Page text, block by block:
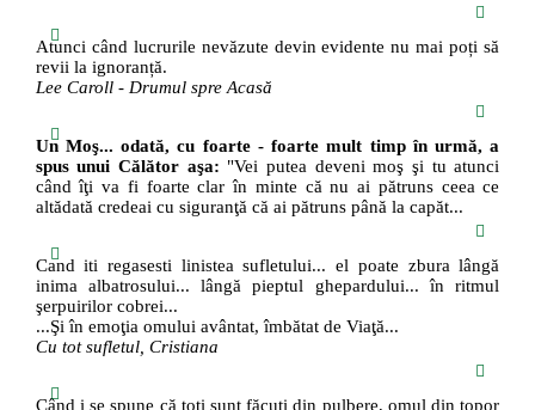
Atunci când lucrurile nevăzute devin evidente nu mai poți să
revii la ignoranță.
Lee Caroll - Drumul spre Acasă
Un Moş... odată, cu foarte - foarte mult timp în urmă, a
spus unui Călător aşa: "Vei putea deveni moş şi tu atunci
când îţi va fi foarte clar în minte că nu ai pătruns ceea ce
altădată credeai cu siguranţă că ai pătruns până la capăt...
Cand iti regasesti linistea sufletului... el poate zbura lângă
inima albatrosului... lângă pieptul ghepardului... în ritmul
şerpuirilor cobrei...
...Şi în emoţia omului avântat, îmbătat de Viaţă...
Cu tot sufletul, Cristiana
Când i se spune că toți sunt făcuți din pulbere, omul din topor